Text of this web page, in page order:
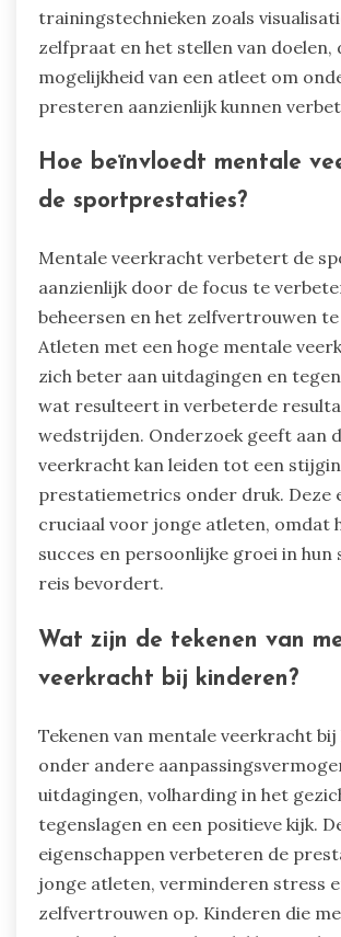
trainingstechnieken zoals
zelfpraat en het stellen van doelen,
mogelijkheid van een atleet om
presteren aanzienlijk kunnen
Hoe beïnvloedt mentale
de sportprestaties?
Mentale veerkracht verbetert de
aanzienlijk door de focus te
beheersen en het zelfvertrouwen
Atleten met een hoge mentale
zich beter aan uitdagingen en
wat resulteert in verbeterde
wedstrijden. Onderzoek geeft aan
veerkracht kan leiden tot een
prestatiemetrics onder druk. Deze
cruciaal voor jonge atleten, omdat
succes en persoonlijke groei in hun
reis bevordert.
Wat zijn de tekenen van
veerkracht bij kinderen?
Tekenen van mentale veerkracht
onder andere
uitdagingen, volharding in het
tegenslagen en een positieve kijk.
eigenschappen verbeteren de
jonge atleten, verminderen stress
zelfvertrouwen op. Kinderen die